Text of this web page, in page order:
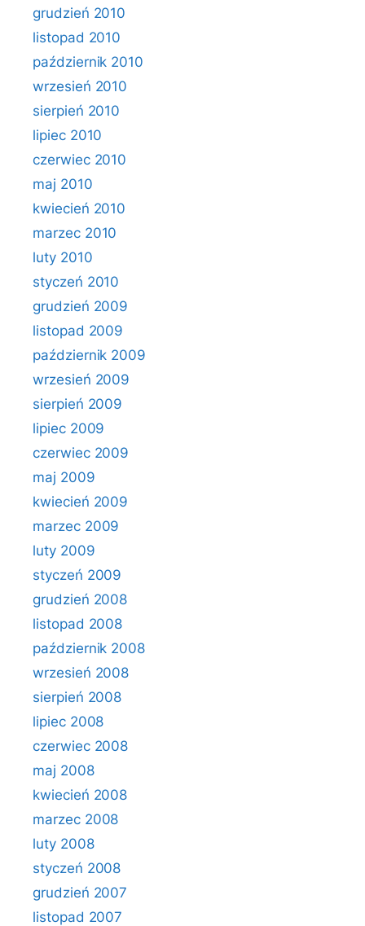
grudzień 2010
listopad 2010
październik 2010
wrzesień 2010
sierpień 2010
lipiec 2010
czerwiec 2010
maj 2010
kwiecień 2010
marzec 2010
luty 2010
styczeń 2010
grudzień 2009
listopad 2009
październik 2009
wrzesień 2009
sierpień 2009
lipiec 2009
czerwiec 2009
maj 2009
kwiecień 2009
marzec 2009
luty 2009
styczeń 2009
grudzień 2008
listopad 2008
październik 2008
wrzesień 2008
sierpień 2008
lipiec 2008
czerwiec 2008
maj 2008
kwiecień 2008
marzec 2008
luty 2008
styczeń 2008
grudzień 2007
listopad 2007